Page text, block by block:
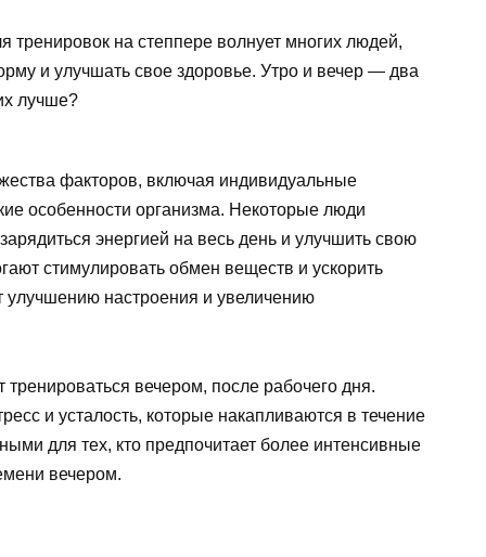
на степпере волнует многих людей,
и улучшать свое здоровье. Утро и вечер — два
лучше?
факторов, включая индивидуальные
особенности организма. Некоторые люди
энергией на весь день и улучшить свою
стимулировать обмен веществ и ускорить
улучшению настроения и увеличению
вечером, после рабочего дня.
и усталость, которые накапливаются в течение
для тех, кто предпочитает более интенсивные
вечером.